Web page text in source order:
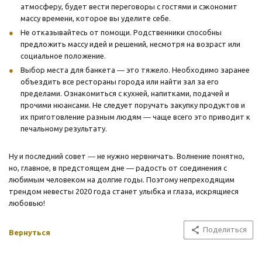
атмосферу, будет вести переговоры с гостями и сэкономит
массу времени, которое вы уделите себе.
Не отказывайтесь от помощи. Родственники способны
предложить массу идей и решений, несмотря на возраст или
социальное положение.
Выбор места для банкета ― это тяжело. Необходимо заранее
объездить все рестораны города или найти зал за его
пределами. Ознакомиться с кухней, напитками, подачей и
прочими нюансами. Не следует поручать закупку продуктов и
их приготовление разным людям ― чаще всего это приводит к
печальному результату.
Ну и последний совет ― не нужно нервничать. Волнение понятно,
но, главное, в предстоящем дне ― радость от соединения с
любимым человеком на долгие годы. Поэтому непреходящим
трендом невесты 2020 года станет улыбка и глаза, искрящиеся
любовью!
Вернуться Поделиться